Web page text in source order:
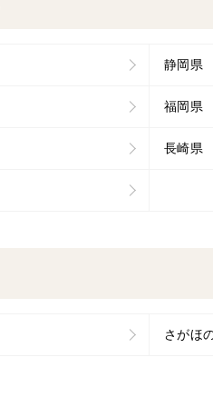
静岡県
福岡県
長崎県
さがほ